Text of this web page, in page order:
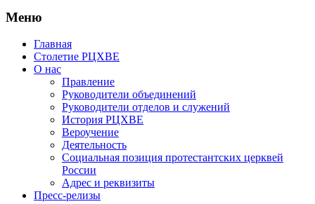
Меню
Главная
Столетие РЦХВЕ
О нас
Правление
Руководители объединений
Руководители отделов и служений
История РЦХВЕ
Вероучение
Деятельность
Социальная позиция протестантских церквей
России
Адрес и реквизиты
Пресс-релизы